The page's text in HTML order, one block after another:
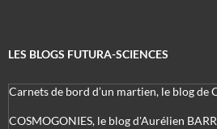
LES BLOGS FUTURA-SCIENCES
Carnets de bord d’un martien, le blog de
COSMOGONIES, le blog d'Aurélien